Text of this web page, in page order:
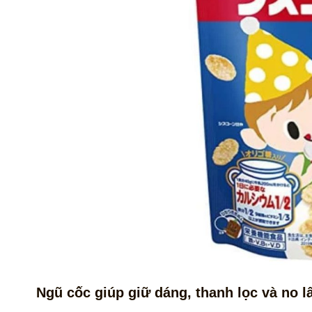
Ngũ cốc giúp giữ dáng, thanh lọc và no